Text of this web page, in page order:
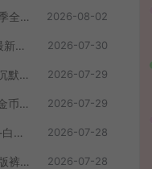
卡牌回合手游【山海经异兽录11赛季全人物代金券内购版】最新整理WIN系服务端+授权GM后台+管理后台+热更修改工具+安卓+详细搭建教程 2026-08-02
GGE2互通西游【神界天海西柚】最新整理Win系服务端+安卓苹果PC三端+内置GM工具+全套源码+详细搭建教程+视频教程 2026-07-30
RED三端引擎传奇手游【聚义木剑沉默高仿嘟嘟沉默】最新整理Win系服务端+安卓苹果PC三端+详细搭建教程 2026-07-29
战神引擎传奇手游【1.76怀旧月光金币版】最新整理Win系复古服务端+安卓苹果双端+GM授权物品后台+详细搭建教程 2026-07-29
战神引擎传奇手游【1.80野战元素-白猪7.2免授权】最新整理Win系特色服务端+安卓+GM授权物品后台+详细搭建教程 2026-07-28
战神引擎传奇手游【大唐冰雪完整版裤衩7.0免授权】最新整理Win系特色服务端+GM授权后台+安卓苹果双端+详细搭建教程 2026-07-28